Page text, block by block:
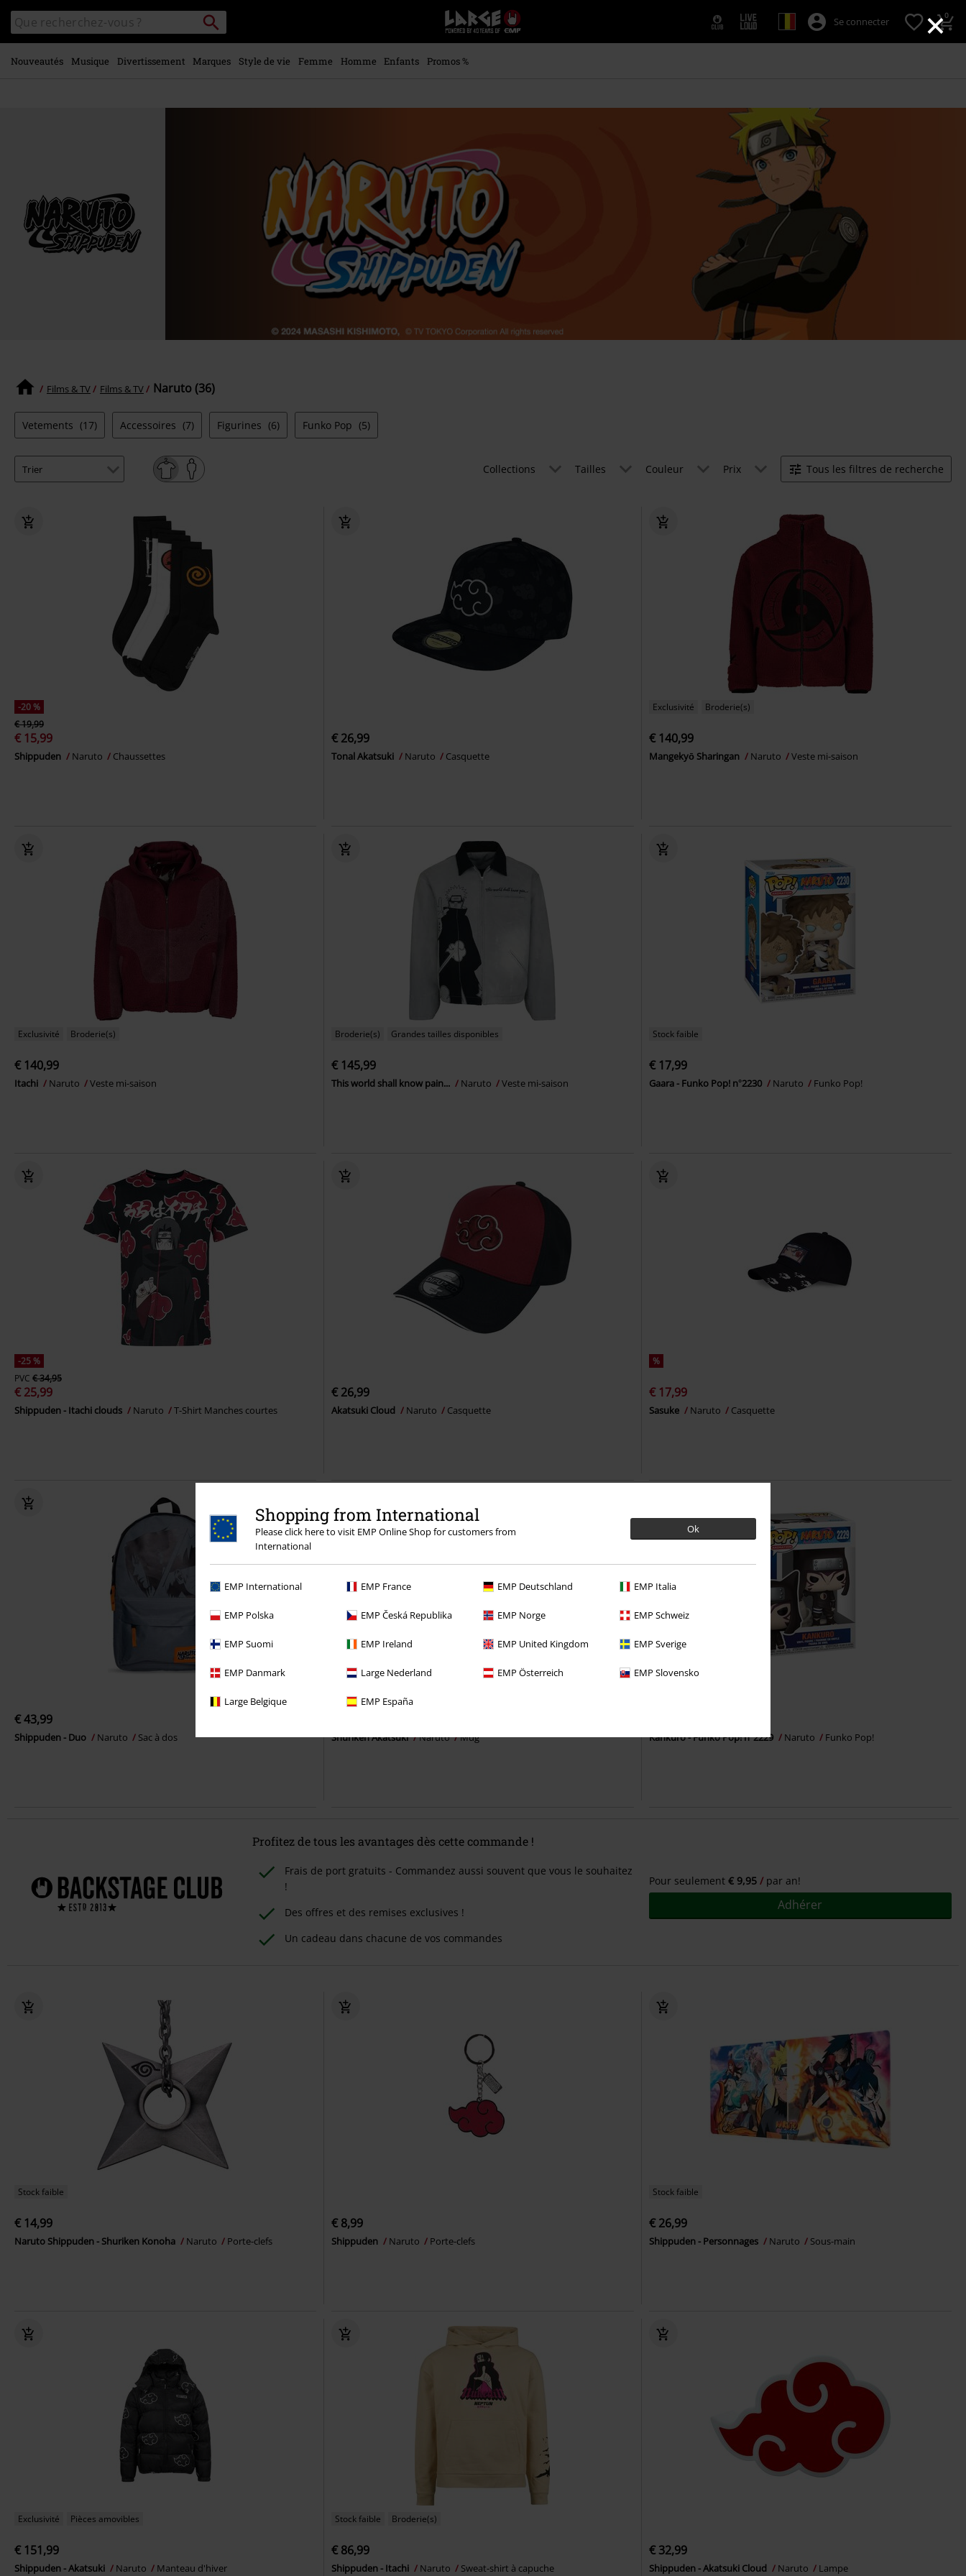
×
Shopping from International
Please click here to visit EMP Online Shop for customers from
International
Ok
EMP International EMP France EMP Deutschland EMP Italia
EMP Polska EMP Česká Republika EMP Norge EMP Schweiz
EMP Suomi EMP Ireland EMP United Kingdom EMP Sverige
EMP Danmark Large Nederland EMP Österreich EMP Slovensko
Large Belgique EMP España
contenu
principal
Rechercher
sur
le
catalogue
Rechercher
EMP
-
Merchandising
Modes
alternatives
Se connecter 0
Nouveautés Musique Divertissement Marques Style de vie Femme Homme Enfants Promos %
Films & TV Films & TV Naruto (36)
Vetements (17) Accessoires (7) Figurines (6) Funko Pop (5)
Collections Tailles Couleur Prix Tous les filtres de recherche
-20 %
€ 19,99
€ 15,99
Shippuden Naruto Chaussettes
€ 26,99
Tonal Akatsuki Naruto Casquette
Exclusivité Broderie(s)
€ 140,99
Mangekyō Sharingan Naruto Veste mi-saison
Exclusivité Broderie(s)
€ 140,99
Itachi Naruto Veste mi-saison
Broderie(s) Grandes tailles disponibles
€ 145,99
This world shall know pain... Naruto Veste mi-saison
Stock faible
€ 17,99
Gaara - Funko Pop! n°2230 Naruto Funko Pop!
-25 %
PVC € 34,95
€ 25,99
Shippuden - Itachi clouds Naruto T-Shirt Manches courtes
€ 26,99
Akatsuki Cloud Naruto Casquette
%
€ 17,99
Sasuke Naruto Casquette
€ 43,99
Shippuden - Duo Naruto Sac à dos Shuriken Akatsuki Naruto Mug Kankuro - Funko Pop! n°2229 Naruto Funko Pop!
Profitez de tous les avantages dès cette commande !
Frais de port gratuits - Commandez aussi souvent que vous le souhaitez
!
Des offres et des remises exclusives !
Un cadeau dans chacune de vos commandes
Pour seulement € 9,95 par an!
Adhérer
Stock faible
€ 14,99
Naruto Shippuden - Shuriken Konoha Naruto Porte-clefs
€ 8,99
Shippuden Naruto Porte-clefs
Stock faible
€ 26,99
Shippuden - Personnages Naruto Sous-main
Exclusivité Pièces amovibles
€ 151,99
Shippuden - Akatsuki Naruto Manteau d'hiver
Stock faible Broderie(s)
€ 86,99
Shippuden - Itachi Naruto Sweat-shirt à capuche
€ 32,99
Shippuden - Akatsuki Cloud Naruto Lampe